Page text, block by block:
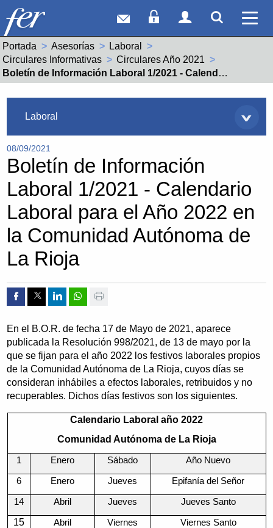
Correo webAcceso Socios
Acceso
Portada Asesorías
Laboral
Circulares Informativas
Circulares Año 2021
Actual:
Boletín de Información Laboral 1/2021 - Calendario Laboral para el Año 2022 en la Comunidad Autónoma de La Rioja
Laboral
08/09/2021
Boletín de Información
Laboral 1/2021 - Calendario
Laboral para el Año 2022 en
la Comunidad Autónoma de
La Rioja
Compartir por Facebook
Compartir por Twitter
Compartir por Linkedin
Compartir por whatsapp
Imprimir
En el B.O.R. de fecha 17 de Mayo de 2021, aparece
publicada la Resolución 998/2021, de 13 de mayo por la
que se fijan para el año 2022 los festivos laborales propios
de la Comunidad Autónoma de La Rioja, cuyos días se
consideran inhábiles a efectos laborales, retribuidos y no
recuperables. Dichos días festivos son los siguientes.
Calendario Laboral año 2022
Comunidad Autónoma de La Rioja
1 Enero Sábado Año Nuevo
6 Enero Jueves Epifanía del Señor
14 Abril Jueves Jueves Santo
15 Abril Viernes Viernes Santo